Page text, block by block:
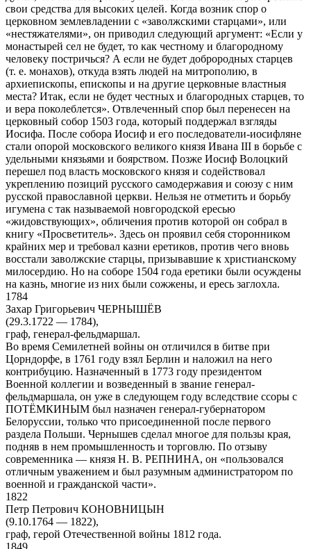
свои средства для высоких целей. Когда возник спор о
церковном землевладении с «заволжскими старцами», или
«нестяжателями», он приводил следующий аргумент: «Если у
монастырей сел не будет, то как честному и благородному
человеку постричься? А если не будет доброродных старцев
(т. е. монахов), откуда взять людей на митрополию, в
архиепископы, епископы и на другие церковные властныя
места? Итак, если не будет честных и благородных старцев, то
и вера поколеблется». Отвлеченный спор был перенесен на
церковный собор 1503 года, который поддержал взгляды
Иосифа. После собора Иосиф и его последователи-иосифляне
стали опорой московского великого князя Ивана III в борьбе с
удельными князьями и боярством. Позже Иосиф Волоцкий
перешел под власть московского князя и содействовал
укреплению позиций русского самодержавия и союзу с ним
русской православной церкви. Нельзя не отметить и борьбу
игумена с так называемой новгородской ересью
«жидовствующих», обличения против которой он собрал в
книгу «Просветитель». Здесь он проявил себя сторонником
крайних мер и требовал казни еретиков, против чего вновь
восстали заволжские старцы, призывавшие к христианскому
милосердию. Но на соборе 1504 года еретики были осуждены
на казнь, многие из них были сожжены, и ересь заглохла.
1784
Захар Григорьевич ЧЕРНЫШЁВ
(29.3.1722 — 1784),
граф, генерал-фельдмаршал.
Во время Семилетней войны он отличился в битве при
Цорндорфе, в 1761 году взял Берлин и наложил на него
контрибуцию. Назначенный в 1773 году президентом
Военной коллегии и возведенный в звание генерал-
фельдмаршала, он уже в следующем году вследствие ссоры с
ПОТЁМКИНЫМ был назначен генерал-губернатором
Белоруссии, только что присоединенной после первого
раздела Польши. Чернышев сделал многое для пользы края,
подняв в нем промышленность и торговлю. По отзыву
современника — князя Н. В. РЕПНИНА, он «пользовался
отличным уважением и был разумным администратором по
военной и гражданской части».
1822
Петр Петрович КОНОВНИЦЫН
(9.10.1764 — 1822),
граф, герой Отечественной войны 1812 года.
1849